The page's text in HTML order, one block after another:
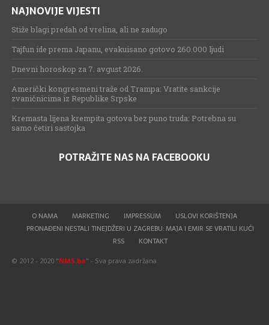
NAJNOVIJE VIJESTI
Stiže blagi predah od vrelina, ali ne zadugo
Tajfun ide prema Japanu, evakuisano gotovo 260.000 ljudi
Dnevni horoskop za 7. avgust 2026.
Američki kongresmeni traže od Trampa: Vratite sankcije
zvaničnicima iz Republike Srpske
Kremasta lijena krempita gotova bez puno truda: Potrebna su
samo četiri sastojka
POTRAŽITE NAS NA FACEBOOKU
O NAMA MARKETING IMPRESSUM
USLOVI KORIŠTENJA
PRONAĐENI NESTALI TINEJDŽERI U ZAGREBU: MAJA I EMIR SE VRATILI KUĆI
RSS
KONTAKT
© 2012 - 2020 "NMS.ba" - Sva prava zadržana.